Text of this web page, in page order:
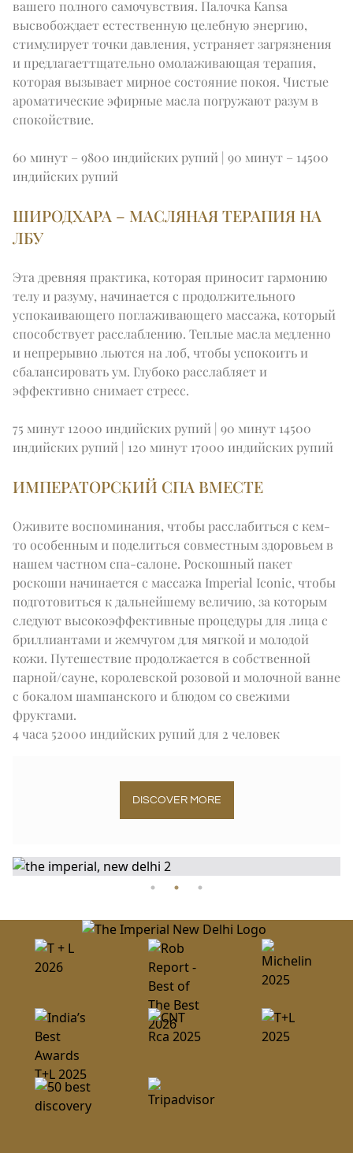
ВОЗМОЖНОСТЯМИ
ФИТНЕС
САЛОН IMPERIAL
ЭКСКУРСИЯ ПО ГОРОДУ
АВТОПАРК IMPERIAL
ВДАЛИ ОТ ПРОТОРЕННЫХ ПУТЕЙ
ПРЕДСТОЯЩИЕ СОБЫТИЯ
Expand
ЗИМНИЕ ПРЕДЛОЖЕНИЯ
ENDEFRJARUPTES
вашего полного самочувствия. Палочка Kansa
высвобождает естественную целебную энергию,
стимулирует точки давления, устраняет загрязнения
и предлагаеттщательно омолаживающая терапия,
которая вызывает мирное состояние покоя. Чистые
ароматические эфирные масла погружают разум в
спокойствие.
60 минут – 9800 индийских рупий | 90 минут – 14500
индийских рупий
ШИРОДХАРА – МАСЛЯНАЯ ТЕРАПИЯ НА
ЛБУ
Эта древняя практика, которая приносит гармонию
телу и разуму, начинается с продолжительного
успокаивающего поглаживающего массажа, который
способствует расслаблению. Теплые масла медленно
и непрерывно льются на лоб, чтобы успокоить и
сбалансировать ум. Глубоко расслабляет и
эффективно снимает стресс.
75 минут 12000 индийских рупий | 90 минут 14500
индийских рупий | 120 минут 17000 индийских рупий
ИМПЕРАТОРСКИЙ СПА ВМЕСТЕ
Оживите воспоминания, чтобы расслабиться с кем-
то особенным и поделиться совместным здоровьем в
нашем частном спа-салоне. Роскошный пакет
роскоши начинается с массажа Imperial Iconic, чтобы
подготовиться к дальнейшему величию, за которым
следуют высокоэффективные процедуры для лица с
бриллиантами и жемчугом для мягкой и молодой
кожи. Путешествие продолжается в собственной
парной/сауне, королевской розовой и молочной ванне
с бокалом шампанского и блюдом со свежими
фруктами.
4 часа 52000 индийских рупий для 2 человек
DISCOVER MORE